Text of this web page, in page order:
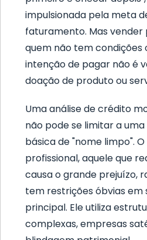
impulsionada pela meta
faturamento. Mas vender
quem não tem condições
intenção de pagar não é
doação de produto ou
Uma análise de crédito
não pode se limitar a
básica de "nome limpo".
profissional, aquele que
causa o grande prejuízo,
tem restrições óbvias em
principal. Ele utiliza
complexas, empresas